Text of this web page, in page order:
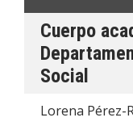
Cuerpo
Social
Lorena Pérez-